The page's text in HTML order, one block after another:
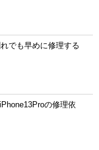
でも早めに修理する
の修理依